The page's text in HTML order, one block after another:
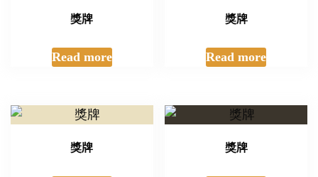
獎牌
Read more
獎牌
Read more
獎牌 獎牌